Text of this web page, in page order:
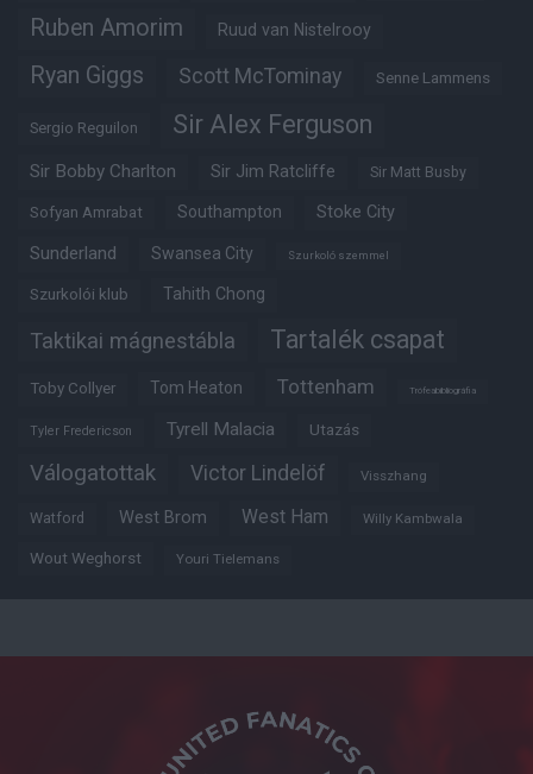
Ruben Amorim Ruud van Nistelrooy
Ryan Giggs Scott McTominay Senne Lammens
Sergio Reguilon Sir Alex Ferguson
Sir Bobby Charlton Sir Jim Ratcliffe Sir Matt Busby
Sofyan Amrabat Southampton Stoke City
Sunderland Swansea City Szurkoló szemmel
Szurkolói klub Tahith Chong
Taktikai mágnestábla Tartalék csapat
Toby Collyer Tom Heaton Tottenham Trófeabibliográfia
Tyler Fredericson Tyrell Malacia Utazás
Válogatottak Victor Lindelöf Visszhang
Watford West Brom West Ham Willy Kambwala
Wout Weghorst Youri Tielemans